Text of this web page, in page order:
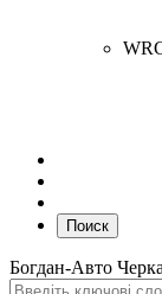
Поиск
Богдан-Авто